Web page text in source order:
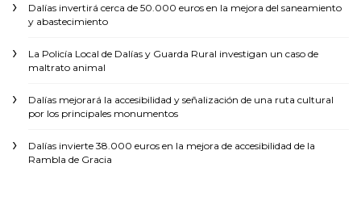
Dalías invertirá cerca de 50.000 euros en la mejora del saneamiento
y abastecimiento
La Policía Local de Dalías y Guarda Rural investigan un caso de
maltrato animal
Dalías mejorará la accesibilidad y señalización de una ruta cultural
por los principales monumentos
Dalías invierte 38.000 euros en la mejora de accesibilidad de la
Rambla de Gracia